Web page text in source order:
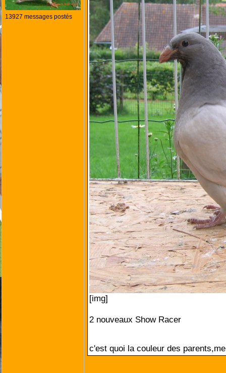
13927 messages postés
[img]
2 nouveaux Show Racer
c'est quoi la couleur des